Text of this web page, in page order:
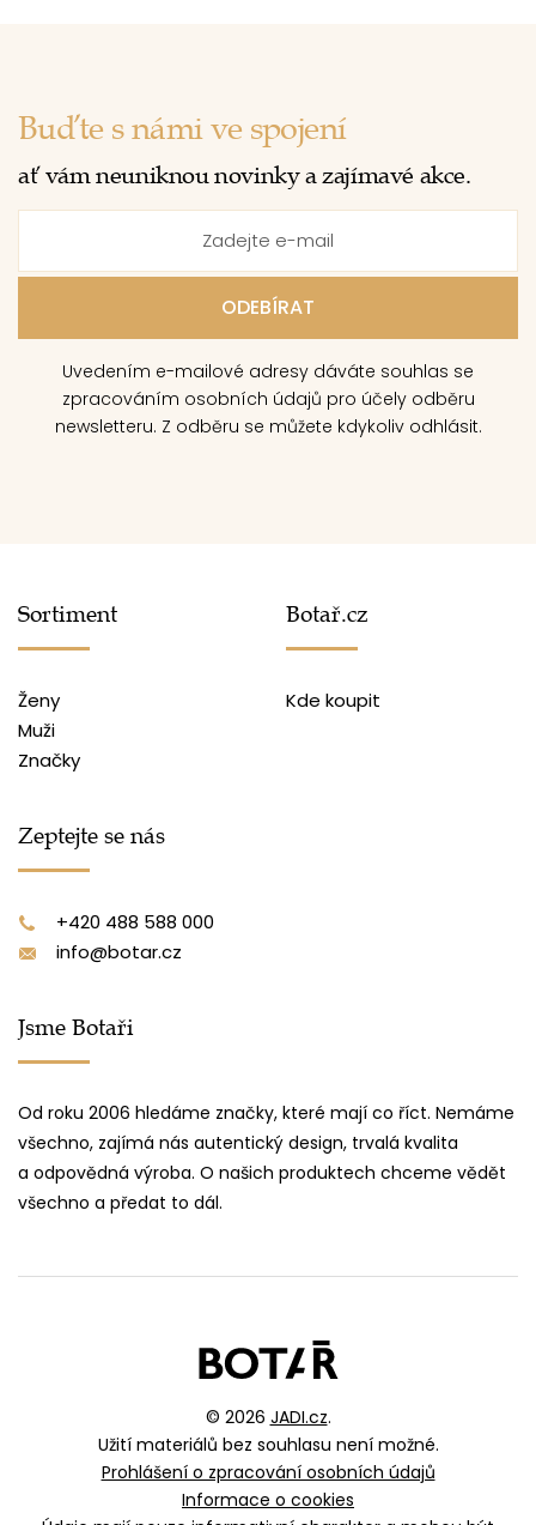
Buďte s námi ve spojení
ať vám neuniknou novinky a zajímavé akce.
Uvedením e-mailové adresy dáváte souhlas se
zpracováním osobních údajů pro účely odběru
newsletteru. Z odběru se můžete kdykoliv odhlásit.
Sortiment
Ženy
Muži
Značky
Botař.cz
Kde koupit
Zeptejte se nás
+420 488 588 000
info@botar.cz
Jsme Botaři
Od roku 2006 hledáme značky, které mají co říct. Nemáme
všechno, zajímá nás autentický design, trvalá kvalita
a odpovědná výroba. O našich produktech chceme vědět
všechno a předat to dál.
© 2026 JADI.cz.
Užití materiálů bez souhlasu není možné.
Prohlášení o zpracování osobních údajů
Informace o cookies